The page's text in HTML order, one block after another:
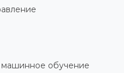
машинное обучение